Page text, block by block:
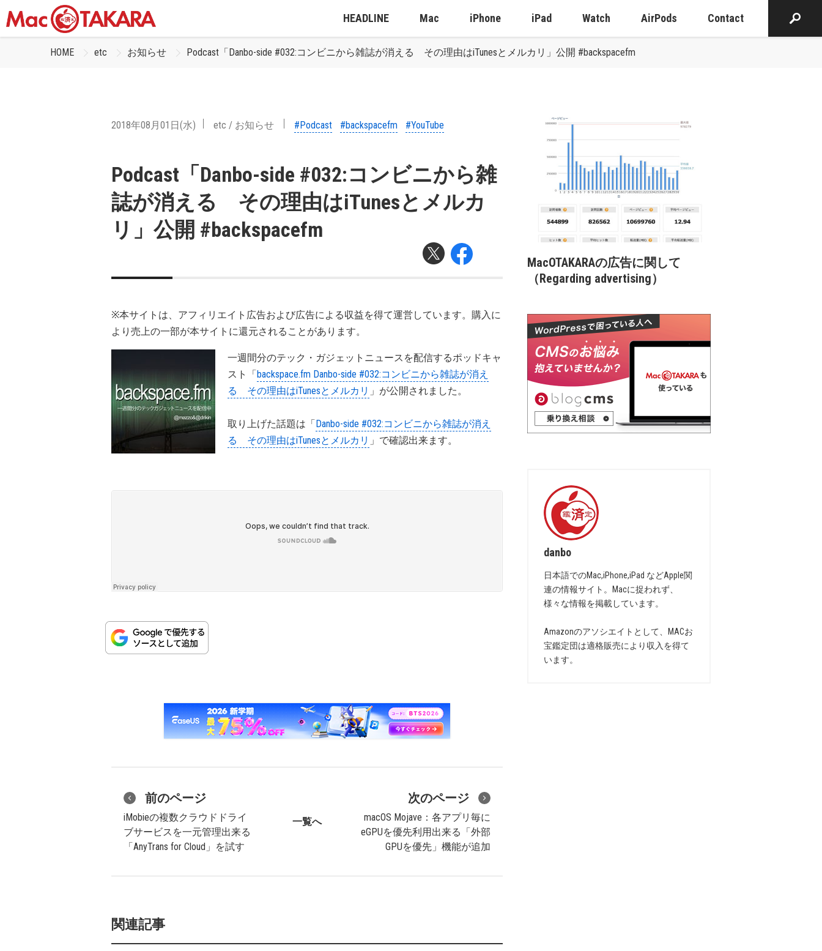
HEADLINE Mac iPhone iPad Watch AirPods Contact
HOME etc お知らせ Podcast「Danbo-side #032:コンビニから雑誌が消える その理由はiTunesとメルカリ」公開 #backspacefm
2018年08月01日(水) etc / お知らせ #Podcast #backspacefm #YouTube
Podcast「Danbo-side #032:コンビニから雑
誌が消える その理由はiTunesとメルカ
リ」公開 #backspacefm
※本サイトは、アフィリエイト広告および広告による収益を得て運営しています。購入に
より売上の一部が本サイトに還元されることがあります。
一週間分のテック・ガジェットニュースを配信するポッドキャ
スト「backspace.fm Danbo-side #032:コンビニから雑誌が消え
る その理由はiTunesとメルカリ 」が公開されました。
取り上げた話題は「Danbo-side #032:コンビニから雑誌が消え
る その理由はiTunesとメルカリ 」で確認出来ます。
前のページ
iMobieの複数クラウドドライ
ブサービスを一元管理出来る
「AnyTrans for Cloud」を試す
一覧へ
次のページ
macOS Mojave：各アプリ毎に
eGPUを優先利用出来る「外部
GPUを優先」機能が追加
関連記事
MacOTAKARAの広告に関して
（Regarding advertising）
danbo
日本語でのMac,iPhone,iPad などApple関
連の情報サイト。Macに捉われず、
様々な情報を掲載しています。
Amazonのアソシエイトとして、MACお
宝鑑定団は適格販売により収入を得て
います。